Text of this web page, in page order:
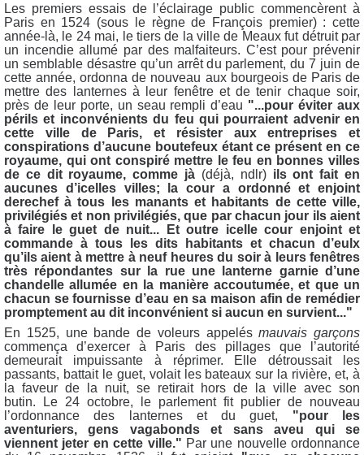
Les premiers essais de l’éclairage public commencèrent à
Paris en 1524 (sous le règne de François premier) : cette
année-là, le 24 mai, le tiers de la ville de Meaux fut détruit par
un incendie allumé par des malfaiteurs. C’est pour prévenir
un semblable désastre qu’un arrêt du parlement, du 7 juin de
cette année, ordonna de nouveau aux bourgeois de Paris de
mettre des lanternes à leur fenêtre et de tenir chaque soir,
près de leur porte, un seau rempli d’eau "...pour éviter aux
périls et inconvénients du feu qui pourraient advenir en
cette ville de Paris, et résister aux entreprises et
conspirations d’aucune boutefeux étant ce présent en ce
royaume, qui ont conspiré mettre le feu en bonnes villes
de ce dit royaume, comme jà (déjà, ndlr)ils ont fait en
aucunes d’icelles villes; la cour a ordonné et enjoint
derechef à tous les manants et habitants de cette ville,
privilégiés et non privilégiés, que par chacun jour ils aient
à faire le guet de nuit... Et outre icelle cour enjoint et
commande à tous les dits habitants et chacun d’eulx
qu’ils aient à mettre à neuf heures du soir à leurs fenêtres
très répondantes sur la rue une lanterne garnie d’une
chandelle allumée en la manière accoutumée, et que un
chacun se fournisse d’eau en sa maison afin de remédier
promptement au dit inconvénient si aucun en survient..."
En 1525, une bande de voleurs appelésmauvais garçons
commença d’exercer à Paris des pillages que l’autorité
demeurait impuissante à réprimer. Elle détroussait les
passants, battait le guet, volait les bateaux sur la rivière, et, à
la faveur de la nuit, se retirait hors de la ville avec son
butin.
Le 24 octobre, le parlement fit publier de nouveau
l’ordonnance des lanternes et du guet, "pour les
aventuriers, gens vagabonds et sans aveu qui se
viennent jeter en cette ville." Par une nouvelle ordonnance